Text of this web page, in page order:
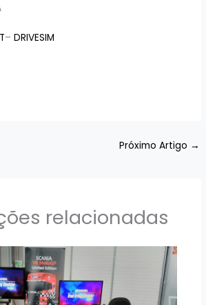
–DRIVESIM
Próximo Artigo →
relacionadas